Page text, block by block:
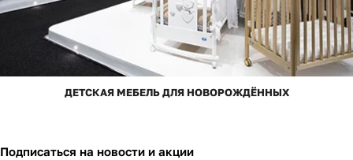
ДЕТСКАЯ МЕБЕЛЬ ДЛЯ НОВОРОЖДЁННЫХ
Подписаться на новости и акции